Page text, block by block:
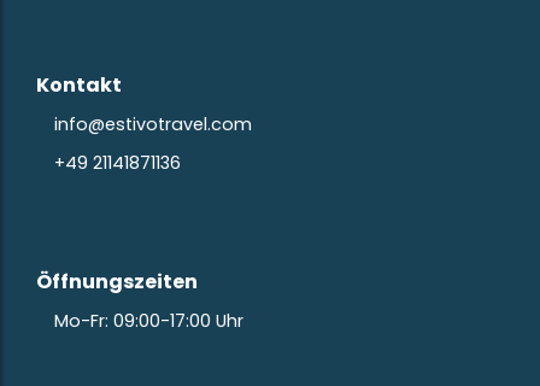
Kontakt
info@estivotravel.com
+49 21141871136
Öffnungszeiten
Mo-Fr: 09:00-17:00 Uhr